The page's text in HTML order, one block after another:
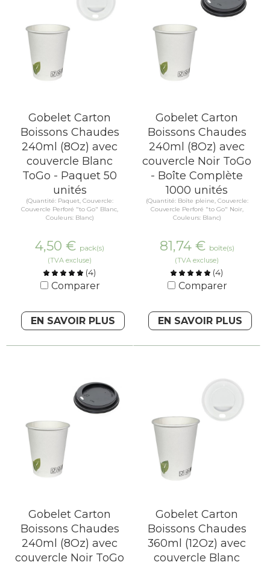
Gobelet Carton
Boissons Chaudes
240ml (8Oz) avec
couvercle Blanc
ToGo - Paquet 50
unités
(Quantité: Paquet, Couvercle:
Couvercle Perforé "to Go" Blanc,
Couleurs: Blanc)
4,50 € pack(s)
(TVA excluse)
(4)
Comparer
EN SAVOIR PLUS
Gobelet Carton
Boissons Chaudes
240ml (8Oz) avec
couvercle Noir ToGo
- Boîte Complète
1000 unités
(Quantité: Boîte pleine, Couvercle:
Couvercle Perforé "to Go" Noir,
Couleurs: Blanc)
81,74 € boîte(s)
(TVA excluse)
(4)
Comparer
EN SAVOIR PLUS
Gobelet Carton
Boissons Chaudes
240ml (8Oz) avec
couvercle Noir ToGo
Gobelet Carton
Boissons Chaudes
360ml (12Oz) avec
couvercle Blanc